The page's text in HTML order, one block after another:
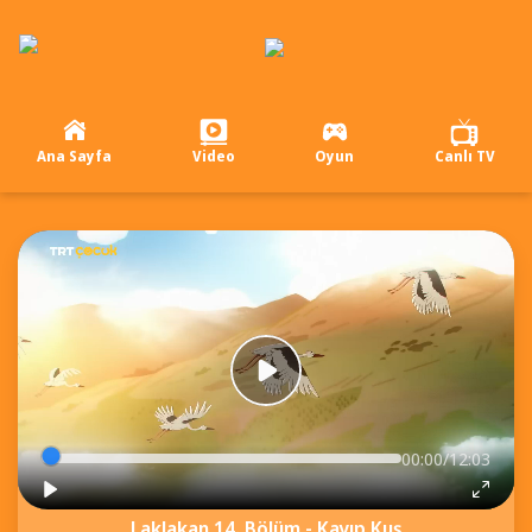
Ana Sayfa Video Oyun Canlı TV
00:00/12:03